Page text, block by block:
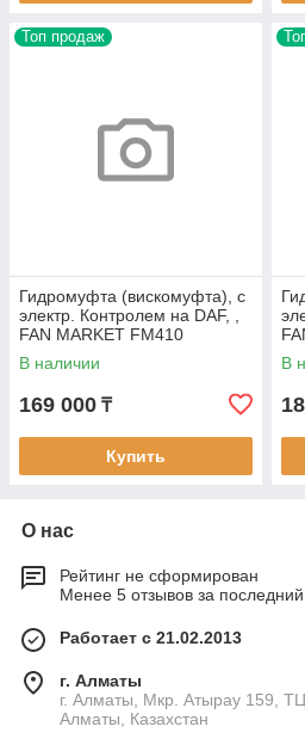
Топ продаж
Гидромуфта (вискомуфта), с
электр. Контролем на DAF, ,
FAN MARKET FM410
В наличии
169 000 ₸
Купить
В
О нас
Рейтинг не сформирован
Менее 5 отзывов за последний
Работает с 21.02.2013
г. Алматы
г. Алматы, Мкр. Атырау 159,
Алматы, Казахстан